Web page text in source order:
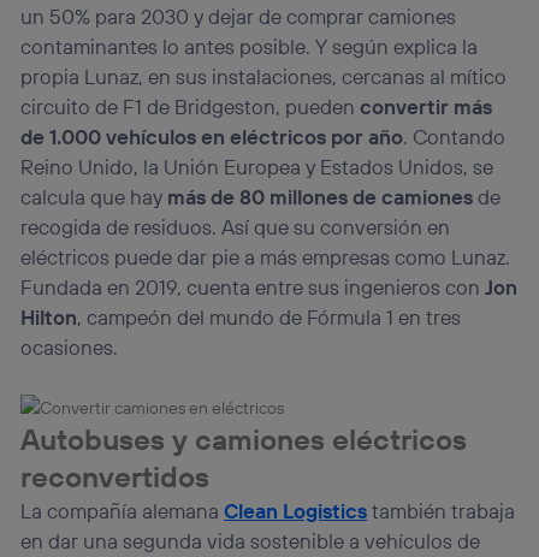
un 50% para 2030 y dejar de comprar camiones
contaminantes lo antes posible. Y según explica la
propia Lunaz, en sus instalaciones, cercanas al mítico
circuito de F1 de Bridgeston, puedenconvertir más
de 1.000 vehículos en eléctricos por año. Contando
Reino Unido, la Unión Europea y Estados Unidos, se
calcula que hay más de 80 millones de camionesde
recogida de residuos. Así que su conversión en
eléctricos puede dar pie a más empresas como Lunaz.
Fundada en 2019, cuenta entre sus ingenieros conJon
Hilton, campeón del mundo de Fórmula 1 en tres
ocasiones.
Autobuses y camiones eléctricos
reconvertidos
La compañía alemanaClean Logisticstambién trabaja
en dar una segunda vida sostenible a vehículos de